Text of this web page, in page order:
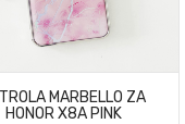
MARBELLO ZA
HONOR X8A PINK